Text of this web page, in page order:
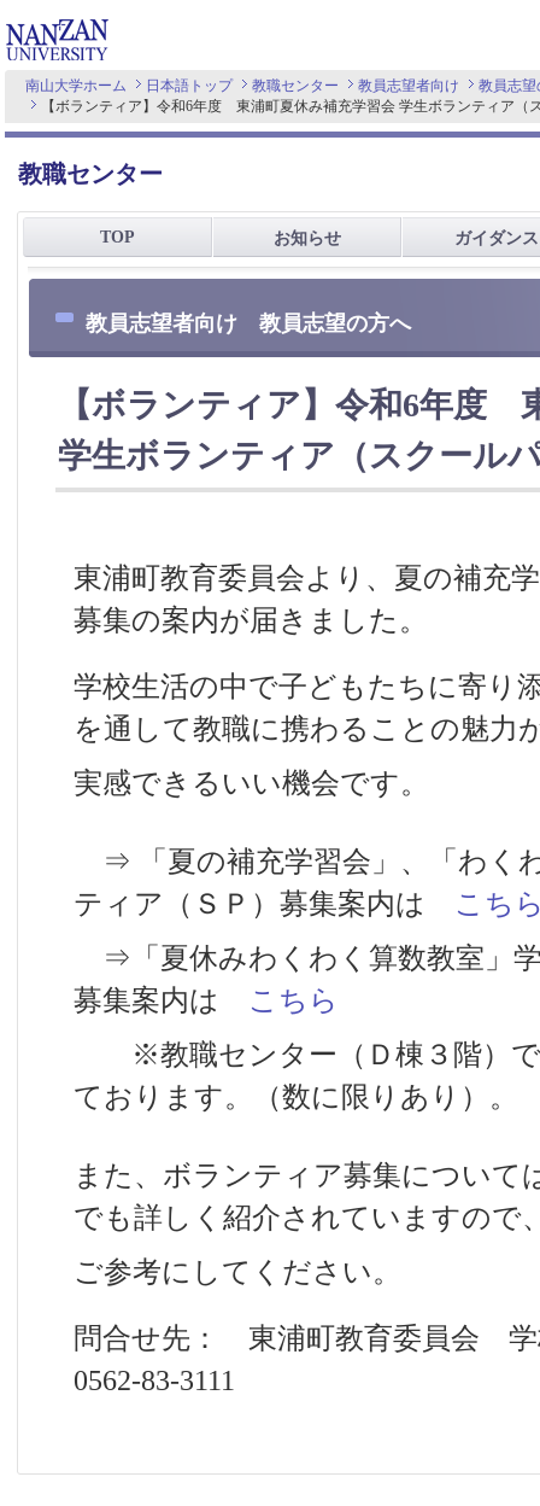
南山大学ホーム 日本語トップ 教職センター 教員志望者向け
教員志望
【ボランティア】令和6年度 東浦町夏休み補充学習会 学生ボランティア（
教職センター
TOP お知らせ ガイダンス
教員志望者向け 教員志望の方へ
【ボランティア】令和6年度
学生ボランティア（スクール
東浦町教育委員会より、夏の補充
募集の案内が届きました。
学校生活の中で子どもたちに寄り
を通して教職に携わることの魅力
実感できるいい機会です。
⇒ 「夏の補充学習会」、「わく
ティア（ＳＰ）募集案内は
こち
⇒「夏休みわくわく算数教室」
募集案内は
こちら
※教職センター（Ｄ棟３階）で
ております。（数に限りあり）。
また、ボランティア募集につい
でも詳しく紹介されていますので
ご参考にしてください。
問合せ先： 東浦町教育委員
0562-83-3111